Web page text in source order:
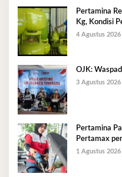
Pertamina
Kg, Kondisi
Berlangsung
4 Agustus 2026
OJK:
3 Agustus 2026
Pertamina
Pertamax
1 Agustus 2026